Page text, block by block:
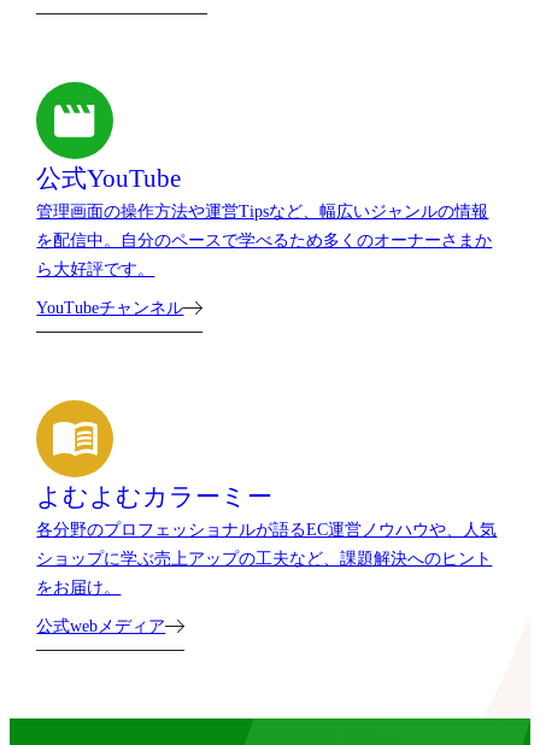
公式YouTube
管理画面の操作方法や運営Tipsなど、幅広いジャンルの情報
を配信中。自分のペースで学べるため多くのオーナーさまか
ら大好評です。
YouTubeチャンネル
よむよむカラーミー
各分野のプロフェッショナルが語るEC運営ノウハウや、人気
ショップに学ぶ売上アップの工夫など、課題解決へのヒント
をお届け。
公式webメディア